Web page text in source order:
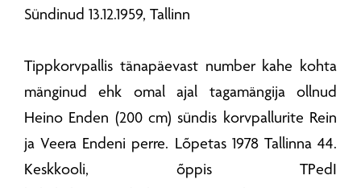
Sündinud 13.12.1959, Tallinn
Tippkorvpallis tänapäevast number kahe kohta
mänginud ehk omal ajal tagamängija ollnud
Heino Enden (200 cm) sündis korvpallurite Rein
ja Veera Endeni perre. Lõpetas 1978 Tallinna 44.
Keskkooli, õppis TPedI